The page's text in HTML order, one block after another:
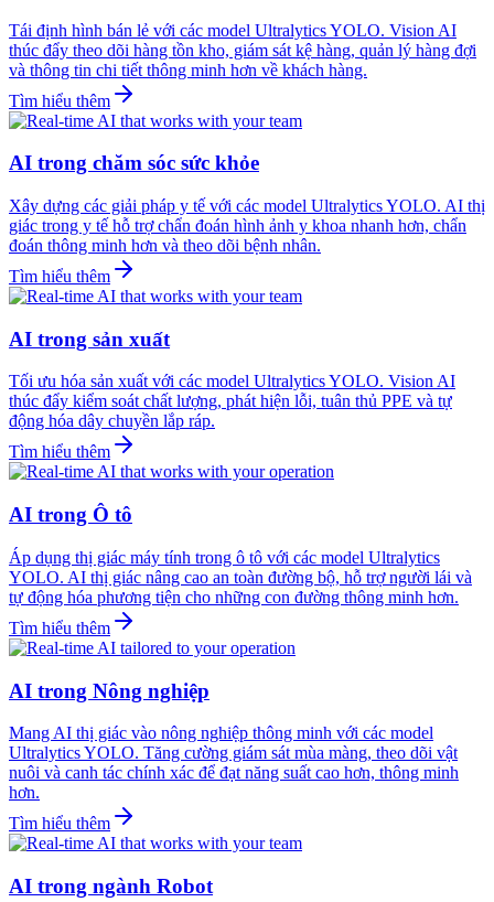
Tái định hình bán lẻ với các model Ultralytics YOLO. Vision AI
thúc đẩy theo dõi hàng tồn kho, giám sát kệ hàng, quản lý hàng đợi
và thông tin chi tiết thông minh hơn về khách hàng.
Tìm hiểu thêm
AI trong chăm sóc sức khỏe
Xây dựng các giải pháp y tế với các model Ultralytics YOLO. AI thị
giác trong y tế hỗ trợ chẩn đoán hình ảnh y khoa nhanh hơn, chẩn
đoán thông minh hơn và theo dõi bệnh nhân.
Tìm hiểu thêm
AI trong sản xuất
Tối ưu hóa sản xuất với các model Ultralytics YOLO. Vision AI
thúc đẩy kiểm soát chất lượng, phát hiện lỗi, tuân thủ PPE và tự
động hóa dây chuyền lắp ráp.
Tìm hiểu thêm
AI trong Ô tô
Áp dụng thị giác máy tính trong ô tô với các model Ultralytics
YOLO. AI thị giác nâng cao an toàn đường bộ, hỗ trợ người lái và
tự động hóa phương tiện cho những con đường thông minh hơn.
Tìm hiểu thêm
AI trong Nông nghiệp
Mang AI thị giác vào nông nghiệp thông minh với các model
Ultralytics YOLO. Tăng cường giám sát mùa màng, theo dõi vật
nuôi và canh tác chính xác để đạt năng suất cao hơn, thông minh
hơn.
Tìm hiểu thêm
AI trong ngành Robot